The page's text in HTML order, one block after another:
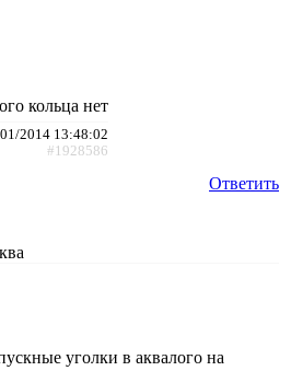
кольца нет
2014 13:48:02
#1928586
Ответить
уголки в аквалого на